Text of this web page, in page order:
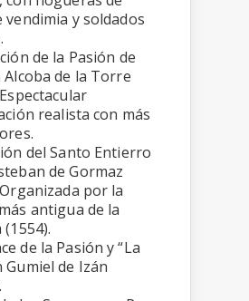
vendimia y soldados
de la Pasión de
de la Torre
realista con más
del Santo Entierro
de Gormaz
por la
antigua de la
de la Pasión y “La
Gumiel de Izán